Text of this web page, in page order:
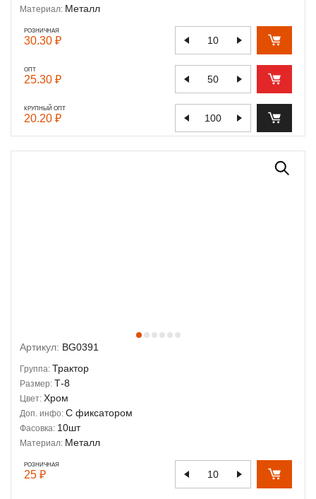
Материал: Металл
РОЗНИЧНАЯ
30.30 ₽
ОПТ
25.30 ₽
КРУПНЫЙ ОПТ
20.20 ₽
Артикул: BG0391
Группа: Трактор
Размер: Т-8
Цвет: Хром
Доп. инфо: С фиксатором
Фасовка: 10шт
Материал: Металл
РОЗНИЧНАЯ
25 ₽